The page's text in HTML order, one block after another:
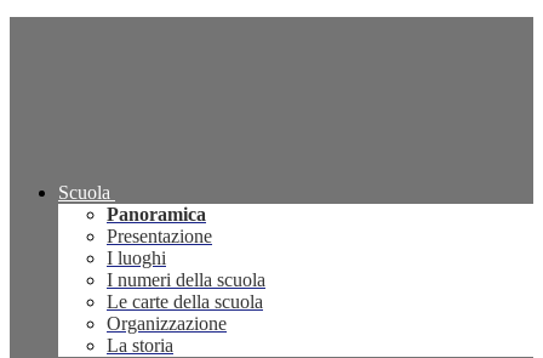
Scuola
Panoramica
Presentazione
I luoghi
I numeri della scuola
Le carte della scuola
Organizzazione
La storia